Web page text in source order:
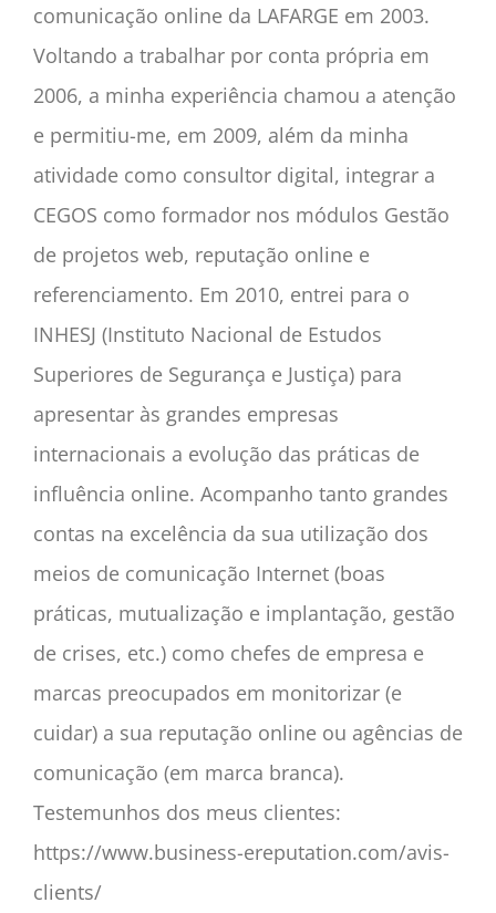
comunicação online da LAFARGE em 2003.
Voltando a trabalhar por conta própria em
2006, a minha experiência chamou a atenção
e permitiu-me, em 2009, além da minha
atividade como consultor digital, integrar a
CEGOS como formador nos módulos Gestão
de projetos web, reputação online e
referenciamento. Em 2010, entrei para o
INHESJ (Instituto Nacional de Estudos
Superiores de Segurança e Justiça) para
apresentar às grandes empresas
internacionais a evolução das práticas de
influência online. Acompanho tanto grandes
contas na excelência da sua utilização dos
meios de comunicação Internet (boas
práticas, mutualização e implantação, gestão
de crises, etc.) como chefes de empresa e
marcas preocupados em monitorizar (e
cuidar) a sua reputação online ou agências de
comunicação (em marca branca).
Testemunhos dos meus clientes:
https://www.business-ereputation.com/avis-
clients/